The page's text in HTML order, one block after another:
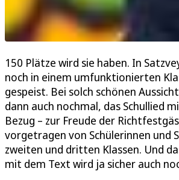
150 Plätze wird sie haben. In
noch in einem umfunktionierten
gespeist. Bei solch schönen
dann auch nochmal, das Schullied
Bezug – zur Freude der
vorgetragen von Schülerinnen und
zweiten und dritten Klassen. Und
mit dem Text wird ja sicher auch